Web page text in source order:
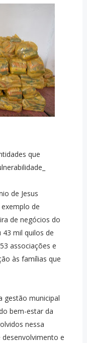
que
de Jesus
de
de negócios do
mil quilos de
associações e
às famílias que
gestão municipal
bem-estar da
nessa
e